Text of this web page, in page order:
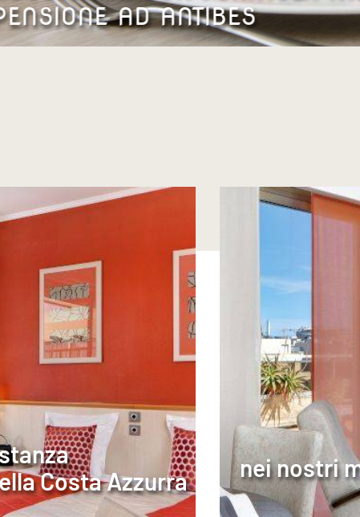
AD ANTIBES
Costa Azzurra
nei nostri